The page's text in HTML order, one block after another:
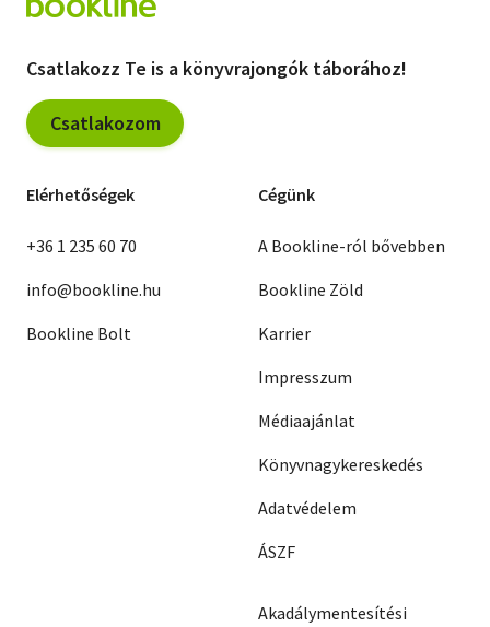
Csatlakozz Te is a könyvrajongók táborához!
Csatlakozom
Elérhetőségek
+36 1 235 60 70
info@bookline.hu
Bookline Bolt
Cégünk
A Bookline-ról bővebben
Bookline Zöld
Karrier
Impresszum
Médiaajánlat
Könyvnagykereskedés
Adatvédelem
ÁSZF
Akadálymentesítési